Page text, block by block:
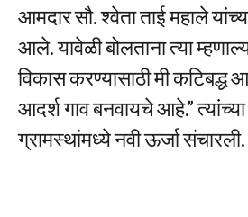
आमदार सौ. श्वेता ताई महाले
आले. यावेळी बोलताना त्या
विकास करण्यासाठी मी कटिबद्ध
आदर्श गाव बनवायचे आहे.” त्यांच्या
ग्रामस्थांमध्ये नवी ऊर्जा संचारली.